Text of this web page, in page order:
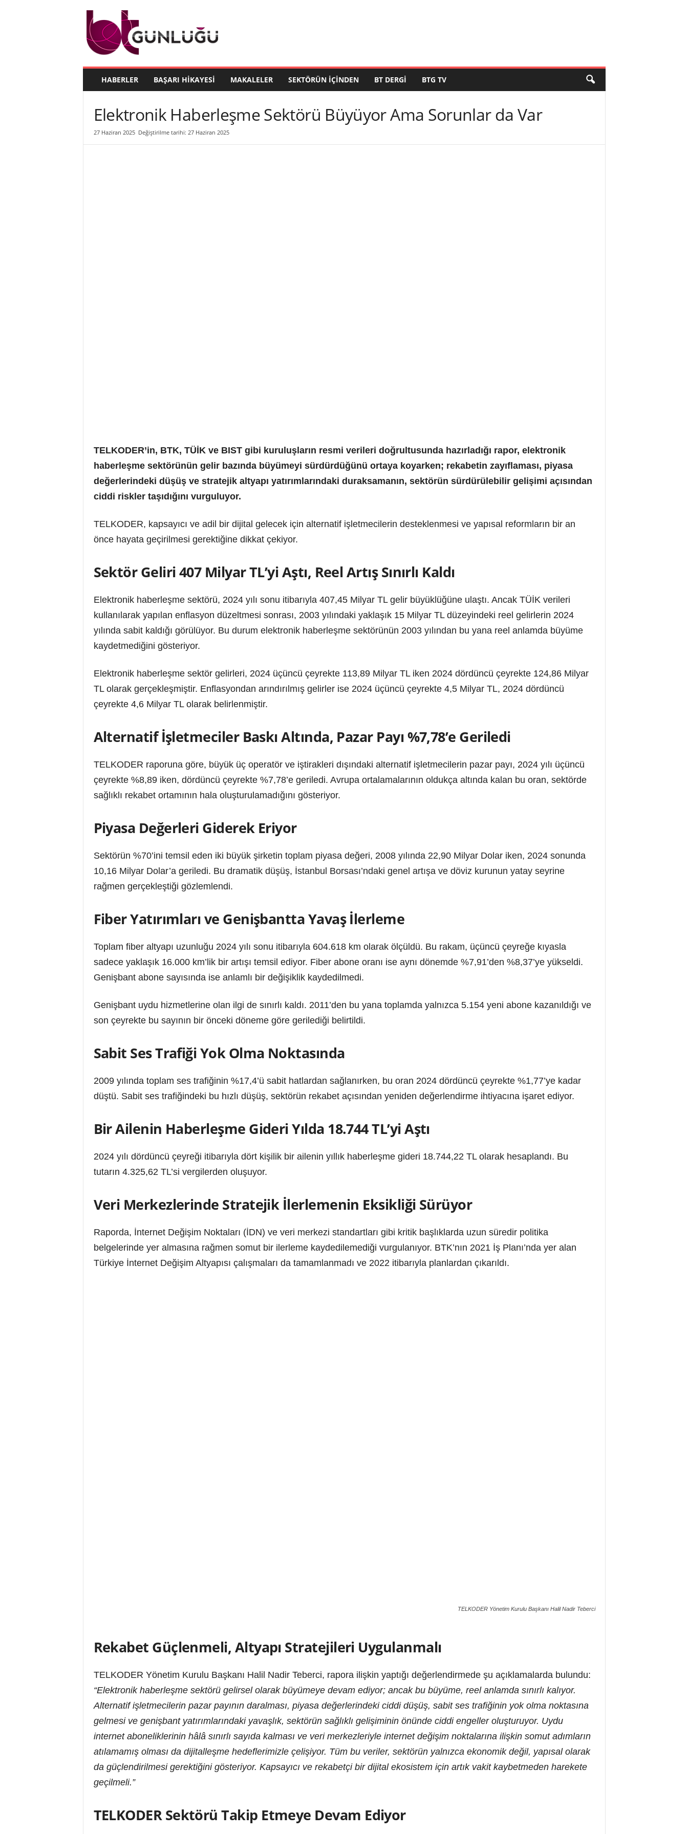
B
HABERLER BAŞARI HIKAYESI MAKALELER SEKTÖRÜN İÇINDEN BT DERGI BTG TV
Elektronik Haberleşme Sektörü Büyüyor Ama Sorunlar da Var
27 Haziran 2025 Değiştirilme tarihi: 27 Haziran 2025
TELKODER’in, BTK, TÜİK ve BIST gibi kuruluşların resmi verileri doğrultusunda hazırladığı rapor, elektronik
haberleşme sektörünün gelir bazında büyümeyi sürdürdüğünü ortaya koyarken; rekabetin zayıflaması, piyasa
değerlerindeki düşüş ve stratejik altyapı yatırımlarındaki duraksamanın, sektörün sürdürülebilir gelişimi açısından
ciddi riskler taşıdığını vurguluyor.
TELKODER, kapsayıcı ve adil bir dijital gelecek için alternatif işletmecilerin desteklenmesi ve yapısal reformların bir an
önce hayata geçirilmesi gerektiğine dikkat çekiyor.
Sektör Geliri 407 Milyar TL’yi Aştı, Reel Artış Sınırlı Kaldı
Elektronik haberleşme sektörü, 2024 yılı sonu itibarıyla 407,45 Milyar TL gelir büyüklüğüne ulaştı. Ancak TÜİK verileri
kullanılarak yapılan enflasyon düzeltmesi sonrası, 2003 yılındaki yaklaşık 15 Milyar TL düzeyindeki reel gelirlerin 2024
yılında sabit kaldığı görülüyor. Bu durum elektronik haberleşme sektörünün 2003 yılından bu yana reel anlamda büyüme
kaydetmediğini gösteriyor.
Elektronik haberleşme sektör gelirleri, 2024 üçüncü çeyrekte 113,89 Milyar TL iken 2024 dördüncü çeyrekte 124,86 Milyar
TL olarak gerçekleşmiştir. Enflasyondan arındırılmış gelirler ise 2024 üçüncü çeyrekte 4,5 Milyar TL, 2024 dördüncü
çeyrekte 4,6 Milyar TL olarak belirlenmiştir.
Alternatif İşletmeciler Baskı Altında, Pazar Payı %7,78’e Geriledi
TELKODER raporuna göre, büyük üç operatör ve iştirakleri dışındaki alternatif işletmecilerin pazar payı, 2024 yılı üçüncü
çeyrekte %8,89 iken, dördüncü çeyrekte %7,78’e geriledi. Avrupa ortalamalarının oldukça altında kalan bu oran, sektörde
sağlıklı rekabet ortamının hala oluşturulamadığını gösteriyor.
Piyasa Değerleri Giderek Eriyor
Sektörün %70’ini temsil eden iki büyük şirketin toplam piyasa değeri, 2008 yılında 22,90 Milyar Dolar iken, 2024 sonunda
10,16 Milyar Dolar’a geriledi. Bu dramatik düşüş, İstanbul Borsası’ndaki genel artışa ve döviz kurunun yatay seyrine
rağmen gerçekleştiği gözlemlendi.
Fiber Yatırımları ve Genişbantta Yavaş İlerleme
Toplam fiber altyapı uzunluğu 2024 yılı sonu itibarıyla 604.618 km olarak ölçüldü. Bu rakam, üçüncü çeyreğe kıyasla
sadece yaklaşık 16.000 km’lik bir artışı temsil ediyor. Fiber abone oranı ise aynı dönemde %7,91’den %8,37’ye yükseldi.
Genişbant abone sayısında ise anlamlı bir değişiklik kaydedilmedi.
Genişbant uydu hizmetlerine olan ilgi de sınırlı kaldı. 2011’den bu yana toplamda yalnızca 5.154 yeni abone kazanıldığı ve
son çeyrekte bu sayının bir önceki döneme göre gerilediği belirtildi.
Sabit Ses Trafiği Yok Olma Noktasında
2009 yılında toplam ses trafiğinin %17,4’ü sabit hatlardan sağlanırken, bu oran 2024 dördüncü çeyrekte %1,77’ye kadar
düştü. Sabit ses trafiğindeki bu hızlı düşüş, sektörün rekabet açısından yeniden değerlendirme ihtiyacına işaret ediyor.
Bir Ailenin Haberleşme Gideri Yılda 18.744 TL’yi Aştı
2024 yılı dördüncü çeyreği itibarıyla dört kişilik bir ailenin yıllık haberleşme gideri 18.744,22 TL olarak hesaplandı. Bu
tutarın 4.325,62 TL’si vergilerden oluşuyor.
Veri Merkezlerinde Stratejik İlerlemenin Eksikliği Sürüyor
Raporda, İnternet Değişim Noktaları (İDN) ve veri merkezi standartları gibi kritik başlıklarda uzun süredir politika
belgelerinde yer almasına rağmen somut bir ilerleme kaydedilemediği vurgulanıyor. BTK’nın 2021 İş Planı’nda yer alan
Türkiye İnternet Değişim Altyapısı çalışmaları da tamamlanmadı ve 2022 itibarıyla planlardan çıkarıldı.
TELKODER Yönetim Kurulu Başkanı Halil Nadir Teberci
Rekabet Güçlenmeli, Altyapı Stratejileri Uygulanmalı
TELKODER Yönetim Kurulu Başkanı Halil Nadir Teberci, rapora ilişkin yaptığı değerlendirmede şu açıklamalarda bulundu:
“Elektronik haberleşme sektörü gelirsel olarak büyümeye devam ediyor; ancak bu büyüme, reel anlamda sınırlı kalıyor.
Alternatif işletmecilerin pazar payının daralması, piyasa değerlerindeki ciddi düşüş, sabit ses trafiğinin yok olma noktasına
gelmesi ve genişbant yatırımlarındaki yavaşlık, sektörün sağlıklı gelişiminin önünde ciddi engeller oluşturuyor. Uydu
internet aboneliklerinin hâlâ sınırlı sayıda kalması ve veri merkezleriyle internet değişim noktalarına ilişkin somut adımların
atılamamış olması da dijitalleşme hedeflerimizle çelişiyor. Tüm bu veriler, sektörün yalnızca ekonomik değil, yapısal olarak
da güçlendirilmesi gerektiğini gösteriyor. Kapsayıcı ve rekabetçi bir dijital ekosistem için artık vakit kaybetmeden harekete
geçilmeli.”
TELKODER Sektörü Takip Etmeye Devam Ediyor